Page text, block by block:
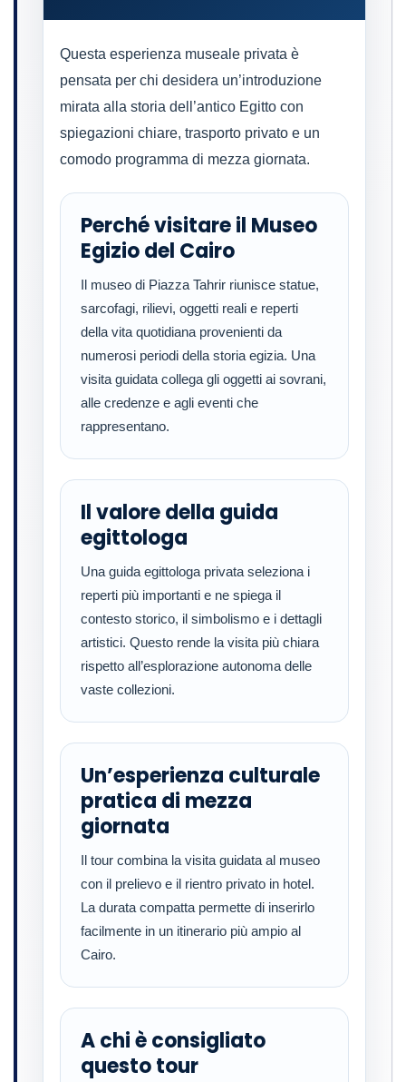
Questa esperienza museale privata è
pensata per chi desidera un’introduzione
mirata alla storia dell’antico Egitto con
spiegazioni chiare, trasporto privato e un
comodo programma di mezza giornata.
Perché visitare il Museo
Egizio del Cairo
Il museo di Piazza Tahrir riunisce statue,
sarcofagi, rilievi, oggetti reali e reperti
della vita quotidiana provenienti da
numerosi periodi della storia egizia. Una
visita guidata collega gli oggetti ai sovrani,
alle credenze e agli eventi che
rappresentano.
Il valore della guida
egittologa
Una guida egittologa privata seleziona i
reperti più importanti e ne spiega il
contesto storico, il simbolismo e i dettagli
artistici. Questo rende la visita più chiara
rispetto all’esplorazione autonoma delle
vaste collezioni.
Un’esperienza culturale
pratica di mezza
giornata
Il tour combina la visita guidata al museo
con il prelievo e il rientro privato in hotel.
La durata compatta permette di inserirlo
facilmente in un itinerario più ampio al
Cairo.
A chi è consigliato
questo tour